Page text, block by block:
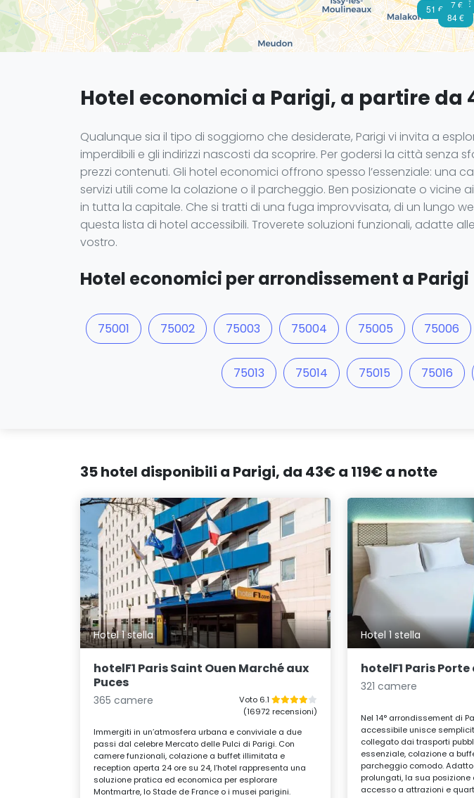
51 € 75 €
84 €
107 €
Hotel economici a Parigi, a partire da
Qualunque sia il tipo di soggiorno che desiderate, Parigi vi invita a
imperdibili e gli indirizzi nascosti da scoprire. Per godersi la città
prezzi contenuti. Gli hotel economici offrono spesso l’essenziale: una
servizi utili come la colazione o il parcheggio. Ben posizionate o
in tutta la capitale. Che si tratti di una fuga improvvisata, di un lungo
questa lista di hotel accessibili. Troverete soluzioni funzionali, adatte
vostro.
Hotel economici per arrondissement a Parigi
75001 75002 75003 75004 75005 75006
75013 75014 75015 75016
35 hotel disponibili a Parigi, da 43€ a 119€ a notte
Hotel 1 stella
hotelF1 Paris Saint Ouen Marché aux
Puces
365 camere
Voto 6.1
(16972 recensioni)
Immergiti in un’atmosfera urbana e conviviale a due
passi dal celebre Mercato delle Pulci di Parigi. Con
camere funzionali, colazione a buffet illimitata e
reception aperta 24 ore su 24, l’hotel rappresenta una
soluzione pratica ed economica per esplorare
Montmartre, lo Stade de France o i musei parigini.
Hotel 1 stella
hotelF1 Paris
321 camere
Nel 14° arrondissement di
accessibile unisce
collegato dai trasporti
essenziale, colazione a
parcheggio comodo.
prolungati, la sua
accesso a attrazioni e